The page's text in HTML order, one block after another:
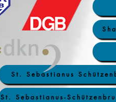
St. Sebastianus
St. Sebastianus-